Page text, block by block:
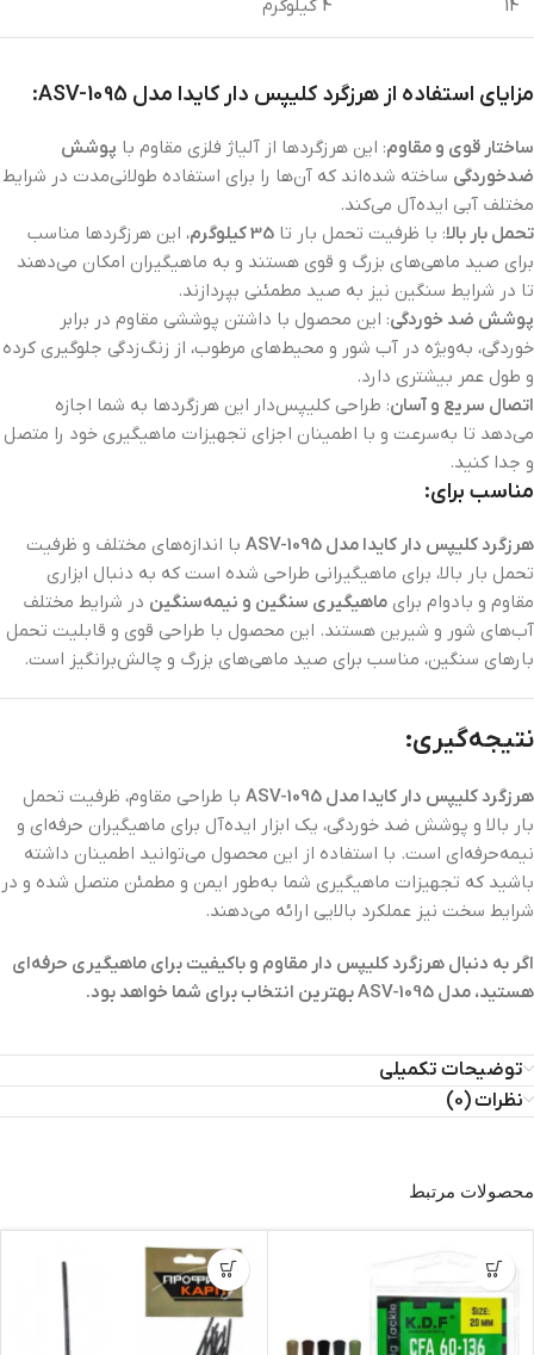
14 4 کیلوگرم
مزایای استفاده از هرزگرد کلیپس دار کایدا مدل ASV-1095:
ساختار قوی و مقاوم: این هرزگردها از آلیاژ فلزی مقاوم با پوشش
ضدخوردگی ساخته شده‌اند که آن‌ها را برای استفاده طولانی‌مدت در شرایط
مختلف آبی ایده‌آل می‌کند.
تحمل بار بالا: با ظرفیت تحمل بار تا 35 کیلوگرم
، این هرزگردها مناسب
برای صید ماهی‌های بزرگ و قوی هستند و به ماهیگیران امکان می‌دهند
تا در شرایط سنگین نیز به صید مطمئنی بپردازند.
پوشش ضد خوردگی: این محصول با داشتن پوششی مقاوم در برابر
خوردگی، به‌ویژه در آب شور و محیط‌های مرطوب، از زنگ‌زدگی جلوگیری کرده
و طول عمر بیشتری دارد.
اتصال سریع و آسان: طراحی کلیپس‌دار این هرزگردها به شما اجازه
می‌دهد تا به‌سرعت و با اطمینان اجزای تجهیزات ماهیگیری خود را متصل
و جدا کنید.
مناسب برای:
هرزگرد کلیپس دار کایدا مدل ASV-1095
با اندازه‌های مختلف و ظرفیت
تحمل بار بالا، برای ماهیگیرانی طراحی شده است که به دنبال ابزاری
مقاوم و بادوام برای ماهیگیری سنگین و نیمه‌سنگین در شرایط مختلف
آب‌های شور و شیرین هستند. این محصول با طراحی قوی و قابلیت تحمل
بارهای سنگین، مناسب برای صید ماهی‌های بزرگ و چالش‌برانگیز است.
نتیجه‌گیری:
هرزگرد کلیپس دار کایدا مدل ASV-1095
با طراحی مقاوم، ظرفیت تحمل
بار بالا و پوشش ضد خوردگی، یک ابزار ایده‌آل برای ماهیگیران حرفه‌ای و
نیمه‌حرفه‌ای است. با استفاده از این محصول می‌توانید اطمینان داشته
باشید که تجهیزات ماهیگیری شما به‌طور ایمن و مطمئن متصل شده و در
شرایط سخت نیز عملکرد بالایی ارائه می‌دهند.
اگر به دنبال هرزگرد کلیپس دار مقاوم و باکیفیت برای ماهیگیری حرفه‌ای
هستید، مدل ASV-1095 بهترین انتخاب برای شما خواهد بود.
توضیحات تکمیلی
نظرات (0)
محصولات مرتبط